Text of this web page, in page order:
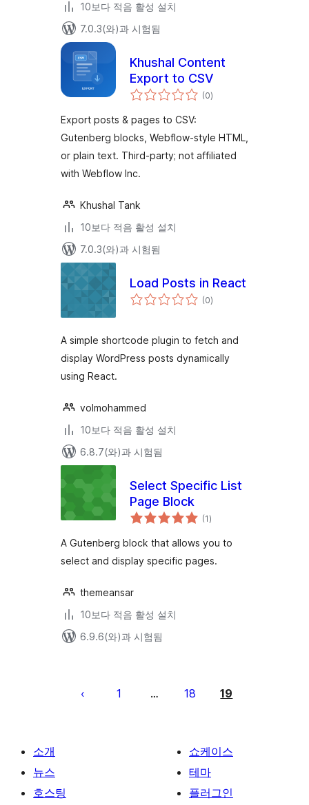
10보다 적음 활성 설치
7.0.3(와)과 시험됨
Khushal Content
Export to CSV
(0전
체)
Export posts & pages to CSV:
Gutenberg blocks, Webflow-style HTML,
or plain text. Third-party; not affiliated
with Webflow Inc.
Khushal Tank
10보다 적음 활성 설치
7.0.3(와)과 시험됨
Load Posts in React
(0전
체)
A simple shortcode plugin to fetch and
display WordPress posts dynamically
using React.
volmohammed
10보다 적음 활성 설치
6.8.7(와)과 시험됨
Select Specific List
Page Block
(1전
체
점
)
A Gutenberg block that allows you to
select and display specific pages.
themeansar
10보다 적음 활성 설치
6.9.6(와)과 시험됨
1 … 18 19
소개
뉴스
호스팅
쇼케이스
테마
플러그인